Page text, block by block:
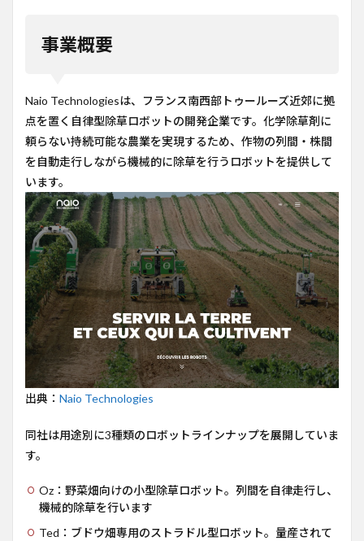
ビジ
ネス
5
今後
の計
画
6
コメ
ント
7
参考
URL
事業概要
Naio Technologiesは、フランス南西部トゥールーズ近郊に拠
点を置く自律型除草ロボットの開発企業です。化学除草剤に
頼らない持続可能な農業を実現するため、作物の列間・株間
を自動走行しながら機械的に除草を行うロボットを提供して
います。
出典： Naio Technologies
同社は用途別に3種類のロボットラインナップを展開していま
す。
Oz：野菜畑向けの小型除草ロボット。列間を自律走行し、
機械的除草を行います
Ted：ブドウ畑専用のストラドル型ロボット。量産されて